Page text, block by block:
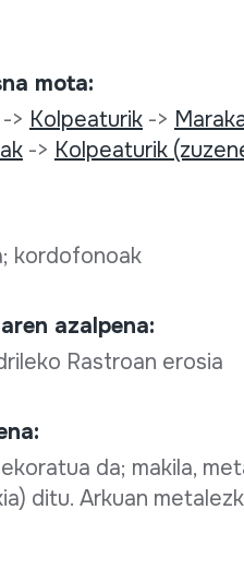
mota:
> Kolpeaturik->
-> Kolpeaturik
kordofonoak
azalpena:
Rastroan erosia
da; makila,
ditu. Arkuan